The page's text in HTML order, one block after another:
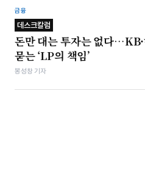
금융
데스크칼럼
돈만 대는 투자는 없다
묻는 ‘LP의 책임’
봉성창 기자